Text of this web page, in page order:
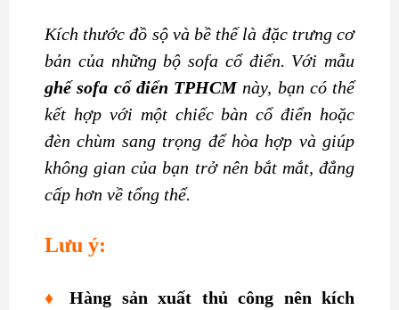
Kích thước đồ sộ và bề thế là đặc trưng cơ
bản của những bộ sofa cổ điển. Với mẫu
ghế sofa cổ điển TPHCMnày, bạn có thể
kết hợp với một chiếc bàn cổ điển hoặc
đèn chùm sang trọng để hòa hợp và giúp
không gian của bạn trở nên bắt mắt, đẳng
cấp hơn về tổng thể.
Lưu ý:
♦
Hàng sản xuất thủ công nên kích